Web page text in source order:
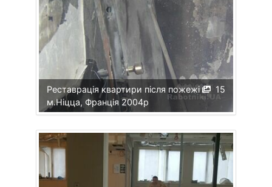
15
Реставрація квартири після пожежі
м.Ніцца, Франція 2004р